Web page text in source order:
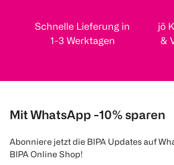
Schnelle Lieferung in
1-3 Werktagen
jö
&
Mit WhatsApp -10% sparen
Abonniere jetzt die BIPA Updates auf
BIPA Online Shop!